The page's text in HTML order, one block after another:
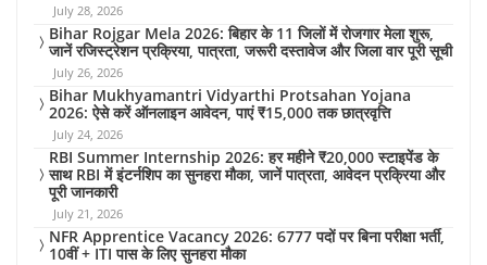
July 28, 2026
Bihar Rojgar Mela 2026: बिहार के 11 जिलों में रोजगार मेला शुरू,
जानें रजिस्ट्रेशन प्रक्रिया, पात्रता, जरूरी दस्तावेज और जिला वार पूरी सूची
July 26, 2026
Bihar Mukhyamantri Vidyarthi Protsahan Yojana
2026: ऐसे करें ऑनलाइन आवेदन, पाएं ₹15,000 तक छात्रवृत्ति
July 24, 2026
RBI Summer Internship 2026: हर महीने ₹20,000 स्टाइपेंड के
साथ RBI में इंटर्नशिप का सुनहरा मौका, जानें पात्रता, आवेदन प्रक्रिया और
पूरी जानकारी
July 21, 2026
NFR Apprentice Vacancy 2026: 6777 पदों पर बिना परीक्षा भर्ती,
10वीं + ITI पास के लिए सुनहरा मौका